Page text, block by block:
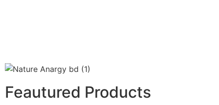
Feautured Products